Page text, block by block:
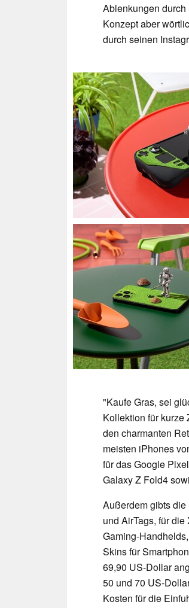
Ablenkungen
Konzept aber
durch seinen
"Kaufe Gras, sei
Kollektion für kurze
den charmanten
meisten iPhones
für das Google
Galaxy Z Fold4
Außerdem gibts
und AirTags, für
Gaming-
Skins für
69,90 US-Dollar
50 und 70 US-
Kosten für die